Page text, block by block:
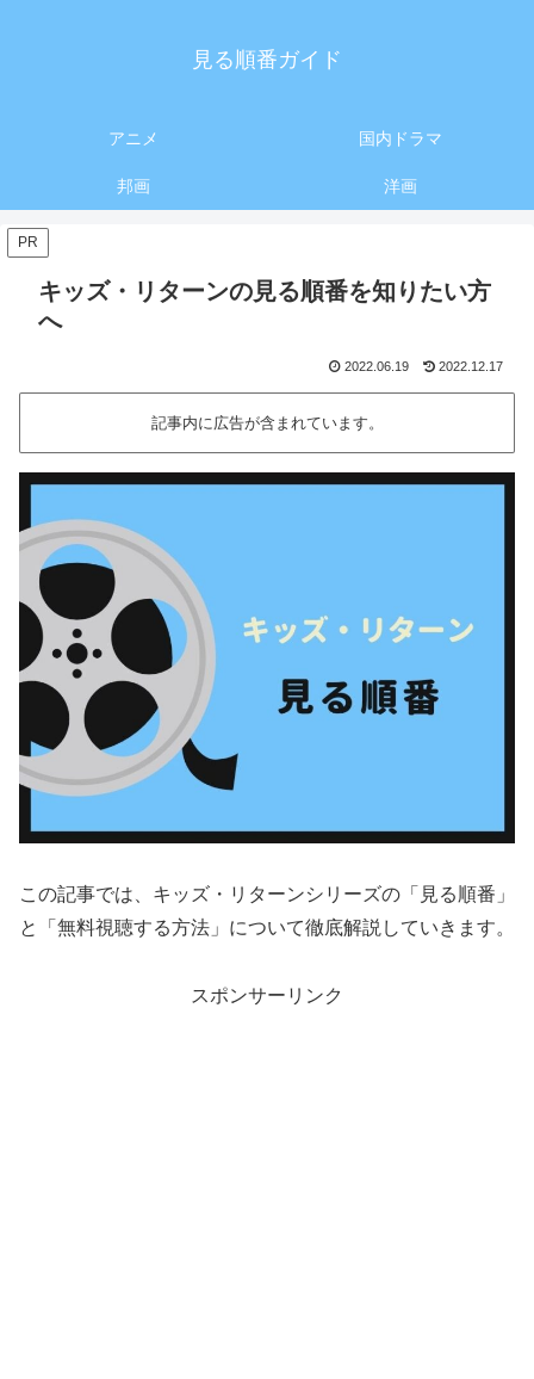
見る順番ガイド
アニメ 国内ドラマ
邦画 洋画
PR
キッズ・リターンの見る順番を知りたい方
へ
2022.06.19 2022.12.17
記事内に広告が含まれています。
この記事では、キッズ・リターンシリーズの「見る順番」
と「無料視聴する方法」について徹底解説していきます。
スポンサーリンク